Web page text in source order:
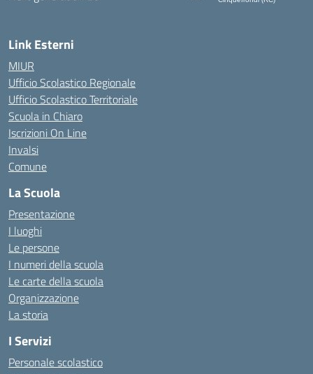
Link Esterni
MIUR
Ufficio Scolastico Regionale
Ufficio Scolastico Territoriale
Scuola in Chiaro
Iscrizioni On Line
Invalsi
Comune
La Scuola
Presentazione
I luoghi
Le persone
I numeri della scuola
Le carte della scuola
Organizzazione
La storia
I Servizi
Personale scolastico